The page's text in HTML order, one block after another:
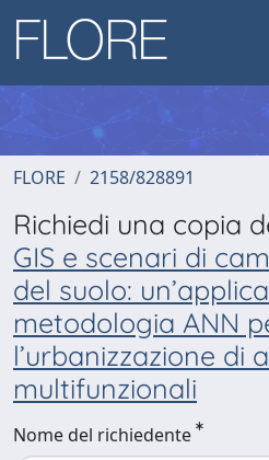
FLORE 2158/828891
Richiedi una copia
GIS e scenari di
del suolo:
metodologia ANN
l’urbanizzazione di
multifunzionali
Nome del richiedente